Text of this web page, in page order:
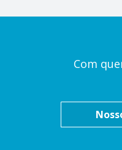
Com